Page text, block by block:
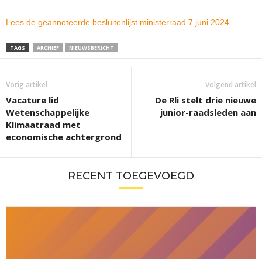
Lees de geannoteerde besluitenlijst ministerraad 7 juni 2024
TAGS ARCHIEF NIEUWSBERICHT
Vorig artikel
Vacature lid
Wetenschappelijke
Klimaatraad met
economische achtergrond
Volgend artikel
De Rli stelt drie nieuwe
junior-raadsleden aan
RECENT TOEGEVOEGD